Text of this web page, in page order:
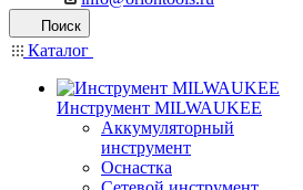
Поиск
Каталог
Инструмент MILWAUKEE
Аккумуляторный
инструмент
Оснастка